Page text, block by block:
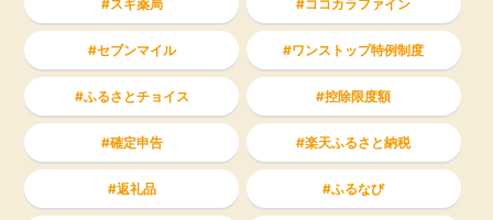
スギ薬局 ココカラファイン
セブンマイル ワンストップ特例制度
ふるさとチョイス 控除限度額
確定申告 楽天ふるさと納税
返礼品 ふるなび